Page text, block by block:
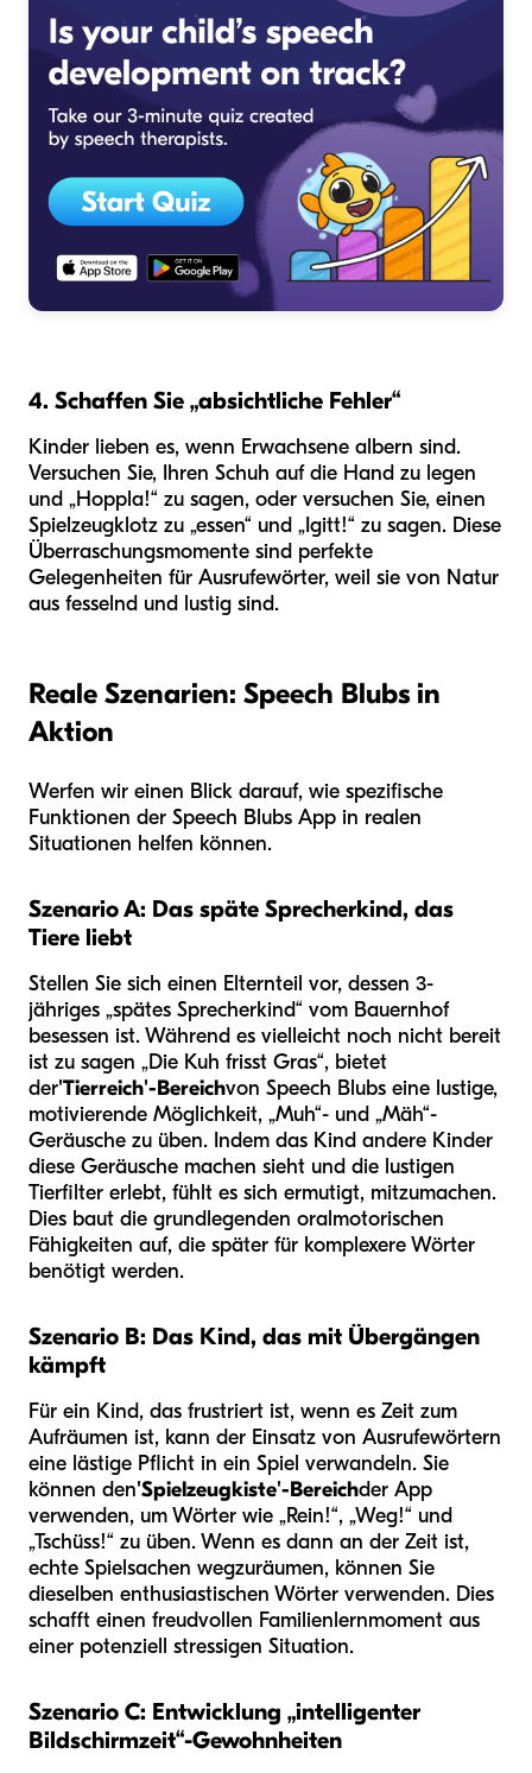
4. Schaffen Sie „absichtliche Fehler“
Kinder lieben es, wenn Erwachsene albern sind.
Versuchen Sie, Ihren Schuh auf die Hand zu legen
und „Hoppla!“ zu sagen, oder versuchen Sie, einen
Spielzeugklotz zu „essen“ und „Igitt!“ zu sagen. Diese
Überraschungsmomente sind perfekte
Gelegenheiten für Ausrufewörter, weil sie von Natur
aus fesselnd und lustig sind.
Reale Szenarien: Speech Blubs in
Aktion
Werfen wir einen Blick darauf, wie spezifische
Funktionen der Speech Blubs App in realen
Situationen helfen können.
Szenario A: Das späte Sprecherkind, das
Tiere liebt
Stellen Sie sich einen Elternteil vor, dessen 3-
jähriges „spätes Sprecherkind“ vom Bauernhof
besessen ist. Während es vielleicht noch nicht bereit
ist zu sagen „Die Kuh frisst Gras“, bietet
der'Tierreich'-Bereichvon Speech Blubs eine lustige,
motivierende Möglichkeit, „Muh“- und „Mäh“-
Geräusche zu üben. Indem das Kind andere Kinder
diese Geräusche machen sieht und die lustigen
Tierfilter erlebt, fühlt es sich ermutigt, mitzumachen.
Dies baut die grundlegenden oralmotorischen
Fähigkeiten auf, die später für komplexere Wörter
benötigt werden.
Szenario B: Das Kind, das mit Übergängen
kämpft
Für ein Kind, das frustriert ist, wenn es Zeit zum
Aufräumen ist, kann der Einsatz von Ausrufewörtern
eine lästige Pflicht in ein Spiel verwandeln. Sie
können den'Spielzeugkiste'-Bereichder App
verwenden, um Wörter wie „Rein!“, „Weg!“ und
„Tschüss!“ zu üben. Wenn es dann an der Zeit ist,
echte Spielsachen wegzuräumen, können Sie
dieselben enthusiastischen Wörter verwenden. Dies
schafft einen freudvollen Familienlernmoment aus
einer potenziell stressigen Situation.
Szenario C: Entwicklung „intelligenter
Bildschirmzeit“-Gewohnheiten